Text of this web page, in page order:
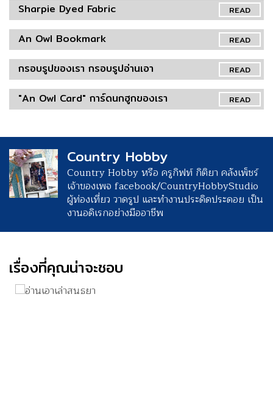
READ
Sharpie Dyed Fabric
READ
An Owl Bookmark
READ
กรอบรูปของเรา กรอบรูปอ่านเอา
READ
"An Owl Card" การ์ดนกฮูกของเรา
Country Hobby
Country Hobby หรือ ครูกิฟท์ กิติยา คลังเพ็ชร์
เจ้าของเพจ facebook/CountryHobbyStudio
ผู้ท่องเที่ยว วาดรูป และทำงานประดิดประดอย เป็น
งานอดิเรกอย่างมืออาชีพ
เรื่องที่คุณน่าจะชอบ